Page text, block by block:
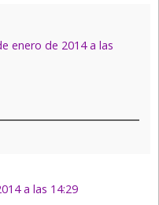
enero de 2014 a las
a las 14:29